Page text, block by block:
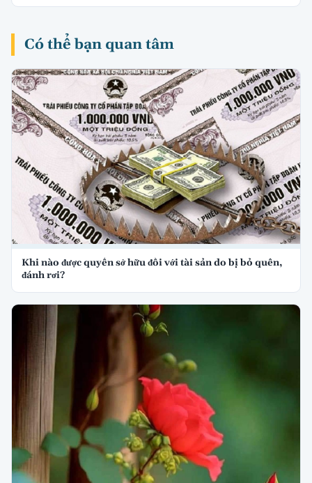
Có thể bạn quan tâm
Khi nào được quyền sở hữu đối với tài sản do bị bỏ quên,
đánh rơi?